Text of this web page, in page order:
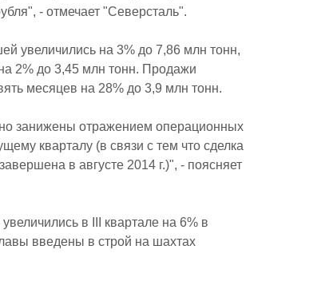
- отмечает "Северсталь".
увеличились на 3% до 7,86 млн тонн,
2% до 3,45 млн тонн. Продажи
месяцев на 28% до 3,9 млн тонн.
занижены отражением операционных
кварталу (в связи с тем что сделка
в августе 2014 г.)", - поясняет
в III квартале на 6% в
введены в строй на шахтах